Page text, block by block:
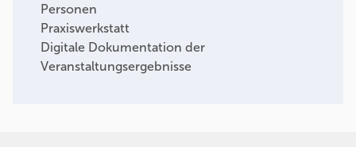
Personen
Praxiswerkstatt
Digitale Dokumentation der
Veranstaltungsergebnisse